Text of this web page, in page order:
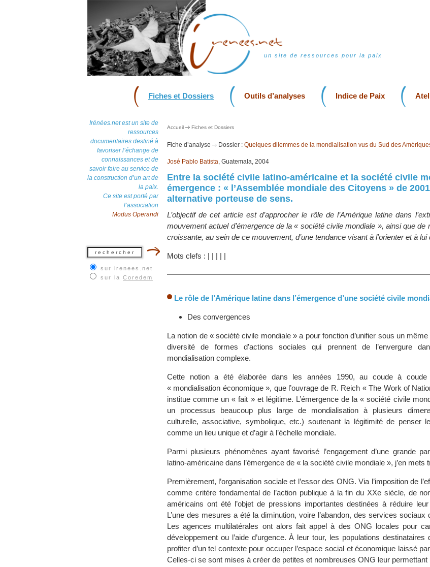
un site de ressources pour la paix
Fiches et Dossiers Outils d’analyses Indice de Paix
Irénées.net est un site de
ressources
documentaires destiné à
favoriser l’échange de
connaissances et de
savoir faire au service de
la construction d’un art de
la paix.
Ce site est porté par
l’association
Modus Operandi
sur irenees.net
sur la Coredem
Accueil Fiches et Dossiers
Fiche d’analyse Dossier : Quelques dilemmes de la mondialisation vus du Sud des
José Pablo Batista, Guatemala, 2004
Entre la société civile latino-américaine et la société civile
émergence : « l’Assemblée mondiale des Citoyens » de
alternative porteuse de sens.
L’objectif de cet article est d’approcher le rôle de l’Amérique latine dans
mouvement actuel d’émergence de la « société civile mondiale », ainsi que de
croissante, au sein de ce mouvement, d’une tendance visant à l’orienter et à
Mots clefs : | | | | |
Le rôle de l’Amérique latine dans l’émergence d’une société civile
Des convergences
La notion de « société civile mondiale » a pour fonction d’unifier sous un
diversité de formes d’actions sociales qui prennent de l’envergure
mondialisation complexe.
Cette notion a été élaborée dans les années 1990, au coude à
« mondialisation économique », que l’ouvrage de R. Reich « The Work of
institue comme un « fait » et légitime. L’émergence de la « société civile
un processus beaucoup plus large de mondialisation à plusieurs
culturelle, associative, symbolique, etc.) soutenant la légitimité de penser
comme un lieu unique et d’agir à l’échelle mondiale.
Parmi plusieurs phénomènes ayant favorisé l’engagement d’une grande
latino-américaine dans l’émergence de « la société civile mondiale », j’en mets
Premièrement, l’organisation sociale et l’essor des ONG. Via l’imposition de
comme critère fondamental de l’action publique à la fin du XXe siècle, de
américains ont été l’objet de pressions importantes destinées à réduire
L’une des mesures a été la diminution, voire l’abandon, des services sociaux
Les agences multilatérales ont alors fait appel à des ONG locales pour
développement ou l’aide d’urgence. À leur tour, les populations
profiter d’un tel contexte pour occuper l’espace social et économique laissé
Celles-ci se sont mises à créer de petites et nombreuses ONG leur permettant